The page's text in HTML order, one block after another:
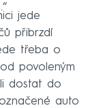
jede
přibrzdí
třeba o
povoleným
dostat do
auto